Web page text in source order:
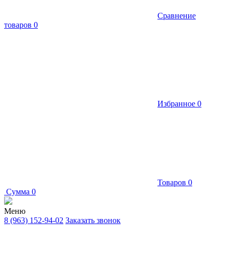
Сравнение
товаров 0
Избранное 0
Товаров 0
Сумма 0
Меню
8 (963) 152-94-02 Заказать звонок